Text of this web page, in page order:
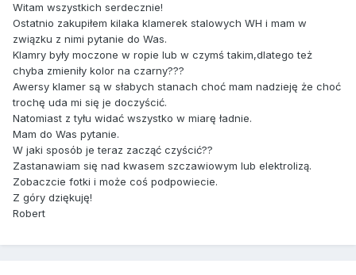
Witam wszystkich serdecznie!
Ostatnio zakupiłem kilaka klamerek stalowych WH i mam w
związku z nimi pytanie do Was.
Klamry były moczone w ropie lub w czymś takim,dlatego też
chyba zmieniły kolor na czarny???
Awersy klamer są w słabych stanach choć mam nadzieję że choć
trochę uda mi się je doczyścić.
Natomiast z tyłu widać wszystko w miarę ładnie.
Mam do Was pytanie.
W jaki sposób je teraz zacząć czyścić??
Zastanawiam się nad kwasem szczawiowym lub elektrolizą.
Zobaczcie fotki i może coś podpowiecie.
Z góry dziękuję!
Robert